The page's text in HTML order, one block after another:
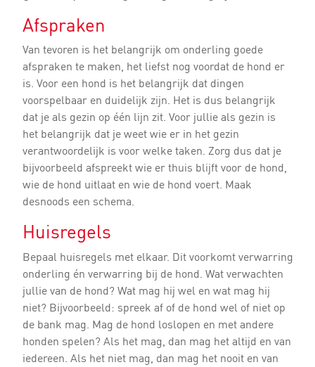
Afspraken
Van tevoren is het belangrijk om onderling goede
afspraken te maken, het liefst nog voordat de hond er
is. Voor een hond is het belangrijk dat dingen
voorspelbaar en duidelijk zijn. Het is dus belangrijk
dat je als gezin op één lijn zit. Voor jullie als gezin is
het belangrijk dat je weet wie er in het gezin
verantwoordelijk is voor welke taken. Zorg dus dat je
bijvoorbeeld afspreekt wie er thuis blijft voor de hond,
wie de hond uitlaat en wie de hond voert. Maak
desnoods een schema.
Huisregels
Bepaal huisregels met elkaar. Dit voorkomt verwarring
onderling én verwarring bij de hond. Wat verwachten
jullie van de hond? Wat mag hij wel en wat mag hij
niet? Bijvoorbeeld: spreek af of de hond wel of niet op
de bank mag. Mag de hond loslopen en met andere
honden spelen? Als het mag, dan mag het altijd en van
iedereen. Als het niet mag, dan mag het nooit en van